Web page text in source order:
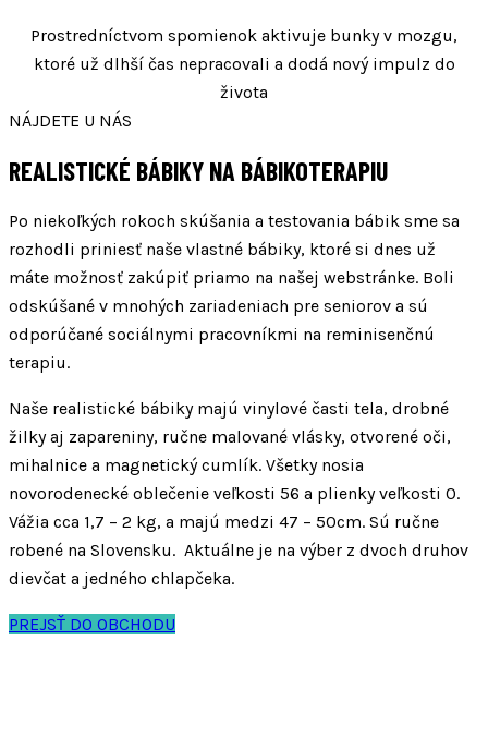
Prostredníctvom spomienok aktivuje bunky v mozgu,
ktoré už dlhší čas nepracovali a dodá nový impulz do
života
NÁJDETE U NÁS
REALISTICKÉ BÁBIKY NA BÁBIKOTERAPIU
Po niekoľkých rokoch skúšania a testovania bábik sme sa
rozhodli priniesť naše vlastné bábiky, ktoré si dnes už
máte možnosť zakúpiť priamo na našej webstránke. Boli
odskúšané v mnohých zariadeniach pre seniorov a sú
odporúčané sociálnymi pracovníkmi na reminisenčnú
terapiu.
Naše realistické bábiky majú vinylové časti tela, drobné
žilky aj zapareniny, ručne malované vlásky, otvorené oči,
mihalnice a magnetický cumlík. Všetky nosia
novorodenecké oblečenie veľkosti 56 a plienky veľkosti 0.
Vážia cca 1,7 – 2 kg, a majú medzi 47 – 50cm. Sú ručne
robené na Slovensku. Aktuálne je na výber z dvoch druhov
dievčat a jedného chlapčeka.
PREJSŤ DO OBCHODU